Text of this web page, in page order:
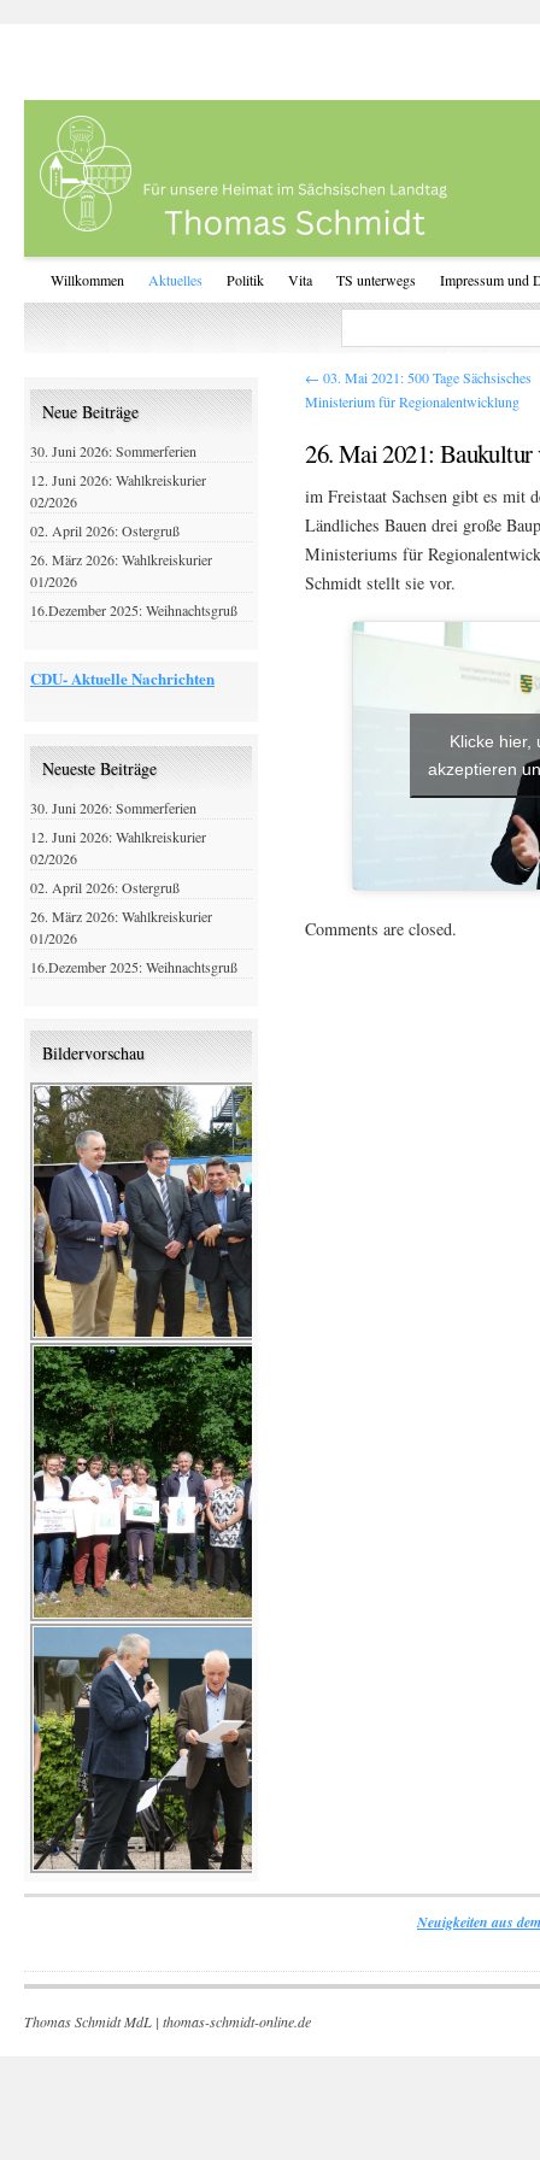
Willkommen Aktuelles Politik Vita TS unterwegs Impressum und
← 03. Mai 2021: 500 Tage Sächsisches
Ministerium für Regionalentwicklung
26. Mai 2021: Baukultur
im Freistaat Sachsen gibt es mit
Ländliches Bauen drei große
Ministeriums für
Schmidt stellt sie vor.
Klicke hier,
akzeptieren
Comments are closed.
Neue Beiträge
30. Juni 2026: Sommerferien
12. Juni 2026: Wahlkreiskurier
02/2026
02. April 2026: Ostergruß
26. März 2026: Wahlkreiskurier
01/2026
16.Dezember 2025: Weihnachtsgruß
CDU- Aktuelle Nachrichten
Neueste Beiträge
30. Juni 2026: Sommerferien
12. Juni 2026: Wahlkreiskurier
02/2026
02. April 2026: Ostergruß
26. März 2026: Wahlkreiskurier
01/2026
16.Dezember 2025: Weihnachtsgruß
Bildervorschau
Neuigkeiten aus
Thomas Schmidt MdL | thomas-schmidt-online.de